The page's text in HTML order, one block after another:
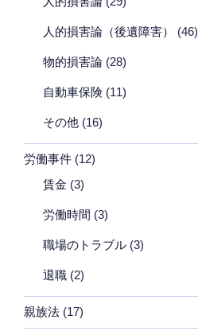
人的損害論（後遺障害） (46)
物的損害論 (28)
自動車保険 (11)
その他 (16)
労働事件 (12)
賃金 (3)
労働時間 (3)
職場のトラブル (3)
退職 (2)
親族法 (17)